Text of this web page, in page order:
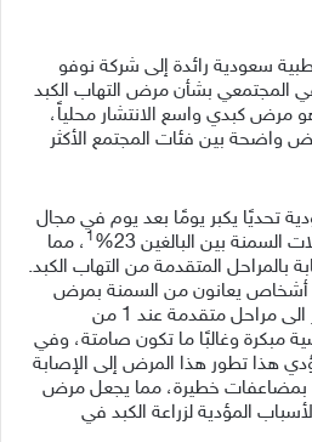
سعودية رائدة إلى شركة نوفو
المجتمعي بشأن مرض التهاب الكبد
مرض كبدي واسع الانتشار محلياً،
واضحة بين فئات المجتمع الأكثر
تحديًا يكبر يومًا بعد يوم في مجال
بين البالغين 23%
1 ، مما
بالمراحل المتقدمة من التهاب الكبد.
وقد يصاب نحو 7 من كل 10 أشخاص يعانون من السمنة بمرض
الكبد الدهني والذي قد يتطور الى مراحل متقدمة عند 1 من
مبكرة وغالبًا ما تكون صامتة، وفي
هذا تطور هذا المرض إلى الإصابة
بمضاعفات خطيرة، مما يجعل مرض
المؤدية لزراعة الكبد في